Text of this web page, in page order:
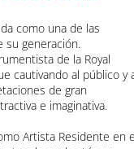
como una de las
su generación.
de la Royal
cautivando al público y
de gran
e imaginativa.
Artista Residente en